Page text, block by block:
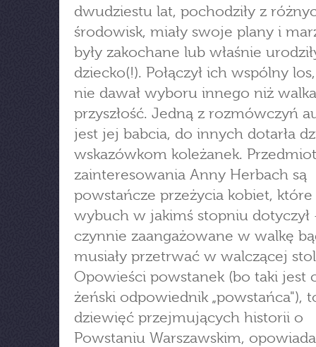
dwudziestu lat, pochodziły z
środowisk, miały swoje plany i
były zakochane lub właśnie
dziecko(!). Połączył ich wspólny
nie dawał wyboru innego niż
przyszłość. Jedną z rozmówczyń
jest jej babcia, do innych dotarła
wskazówkom koleżanek.
zainteresowania Anny Herbach są
powstańcze przeżycia kobiet,
wybuch w jakimś stopniu dotyczył
czynnie zaangażowane w walkę
musiały przetrwać w walczącej
Opowieści powstanek (bo taki jest
żeński odpowiednik „powstańca"),
dziewięć przejmujących historii o
Powstaniu Warszawskim,